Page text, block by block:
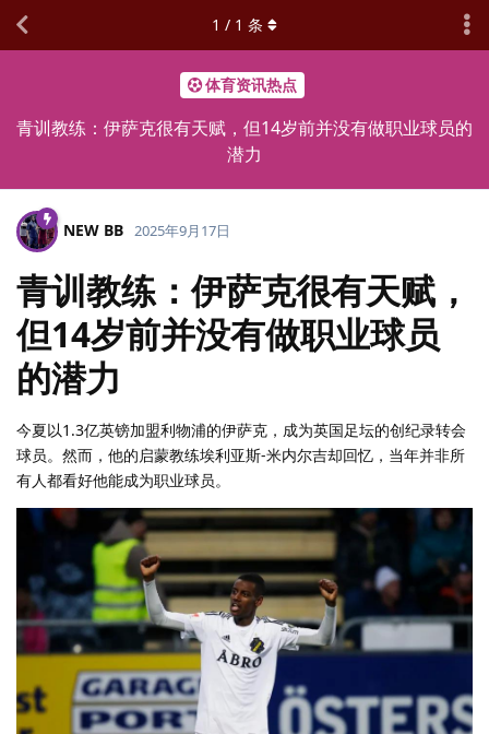
体育资讯热点
青训教练：伊萨克很有天赋，但14岁前并没有做职业球员的
潜力
1 / 1 条
NEW BB 2025年9月17日
青训教练：伊萨克很有天赋，
但14岁前并没有做职业球员
的潜力
今夏以1.3亿英镑加盟利物浦的伊萨克，成为英国足坛的创纪录转会
球员。然而，他的启蒙教练埃利亚斯-米内尔吉却回忆，当年并非所
有人都看好他能成为职业球员。